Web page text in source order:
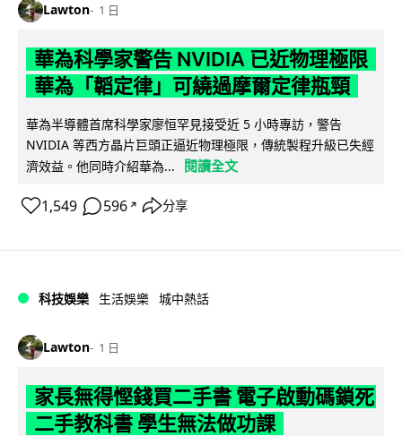
Lawton 1 日
華為科學家警告 NVIDIA 已近物理極限
華為「韜定律」可繞過摩爾定律瓶頸
華為半導體首席科學家廖恒罕見接受近 5 小時專訪，警告
NVIDIA 等西方晶片巨頭正逼近物理極限，傳統製程升級已失經
濟效益。他同時介紹華為...
閱讀全文
1,549 596 ↗ 分享
科技娛樂 生活娛樂 城中熱話
Lawton 1 日
家長無得慳錢買二手書 電子啟動碼鎖死
二手教科書 學生無法做功課